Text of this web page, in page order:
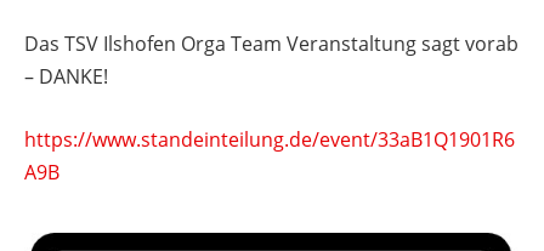
Das TSV Ilshofen Orga Team Veranstaltung sagt vorab
– DANKE!
https://www.standeinteilung.de/event/33aB1Q1901R6
A9B